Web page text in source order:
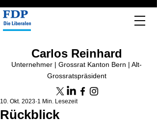
Carlos Reinhard
Unternehmer | Grossrat Kanton Bern | Alt-
Grossratspräsident
Rückblick
10. Okt. 2023 1 Min. Lesezeit